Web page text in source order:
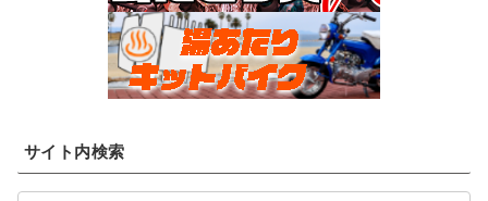
サイト内検索